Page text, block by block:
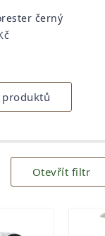
černý
Otevřít filtr